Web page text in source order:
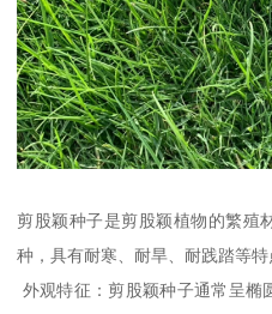
剪股颖种子是剪股颖植物的繁殖
种，具有耐寒、耐旱、耐践踏等特
外观特征：剪股颖种子通常呈椭